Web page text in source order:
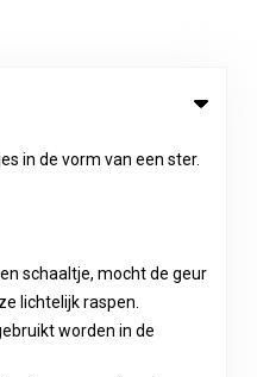
in de vorm van een ster.
schaaltje, mocht de geur
lichtelijk raspen.
worden in de